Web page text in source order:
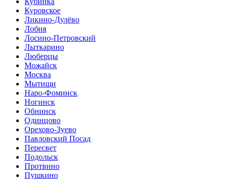
Куровское
Ликино-Дулёво
Лобня
Лосино-Петровский
Лыткарино
Люберцы
Можайск
Москва
Мытищи
Наро-Фоминск
Ногинск
Обнинск
Одинцово
Орехово-Зуево
Павловский Посад
Пересвет
Подольск
Протвино
Пушкино